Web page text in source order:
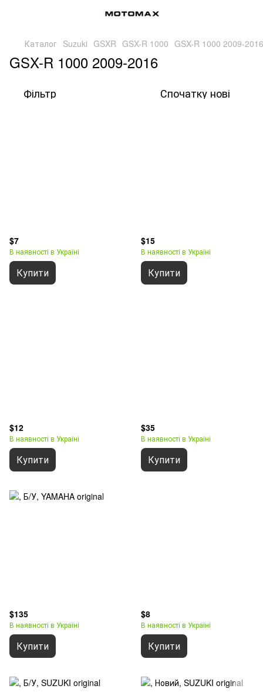
Каталог Suzuki GSXR GSX-R 1000 GSX-R 1000 2009-2016
GSX-R 1000 2009-2016
Фільтр Спочатку нові
$7
В наявності в Україні
Купити
$15
В наявності в Україні
Купити
$12
В наявності в Україні
Купити
$35
В наявності в Україні
Купити
$135
В наявності в Україні
Купити
$8
В наявності в Україні
Купити